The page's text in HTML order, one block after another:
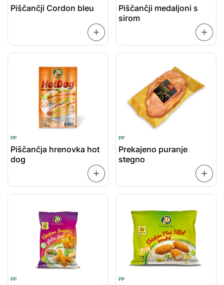
Piščančji Cordon bleu
Piščančji medaljoni s
sirom
PP
Piščančja hrenovka hot
dog
VEČ
PP
Prekajeno puranje
stegno
VEČ
PP PP